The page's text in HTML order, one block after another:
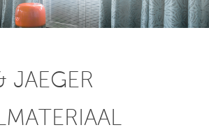
JAEGER